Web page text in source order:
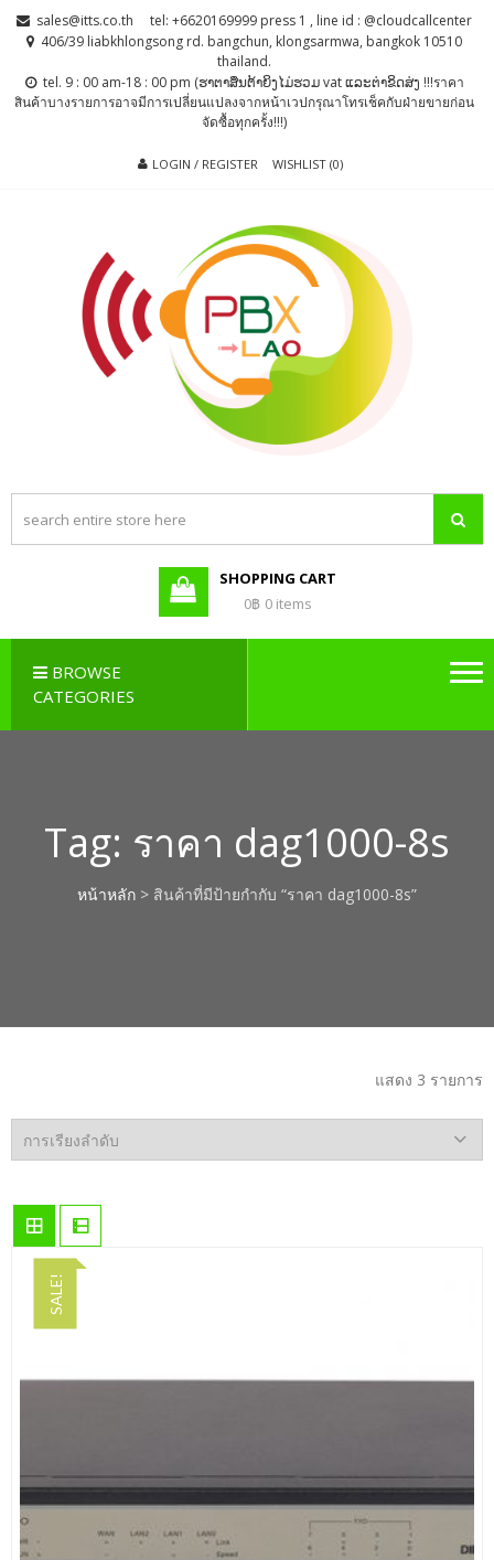
Skip
Skip sales@itts.co.th
tel: +6620169999 press 1 , line id : @cloudcallcenter
406/39 liabkhlongsong rd. bangchun, klongsarmwa, bangkok 10510
thailand.
tel. 9 : 00 am-18 : 00 pm (ຮາຕາສຶນຕ້າຍິງໄມ່ຮວມ vat ແລະຕ່າຂິດສ່ງ !!!ราคา
สินค้าบางรายการอาจมีการเปลี่ยนแปลงจากหน้าเวปกรุณาโทรเช็คกับฝ่ายขายก่อน
จัดซื้อทุกครั้ง!!!)
LOGIN / REGISTER WISHLIST (0)
PBX LAO, IP-
PBX LAO,
PABX LAO,
NETWORK
SHOPPING CART
0฿ 0 items
BROWSE
CATEGORIES
Tag: ราคา dag1000-8s
หน้าหลัก > สินค้าที่มีป้ายกำกับ “ราคา dag1000-8s”
แสดง 3 รายการ
SALE!